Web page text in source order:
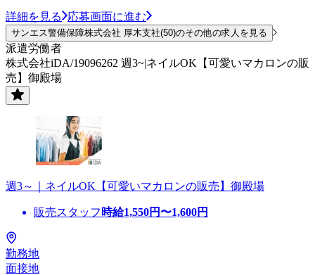
詳細を見る 応募画面に進む
サンエス警備保障株式会社 厚木支社(50)のその他の求人を見る
派遣労働者
株式会社iDA/19096262 週3~|ネイルOK【可愛いマカロンの販
売】御殿場
週3～｜ネイルOK【可愛いマカロンの販売】御殿場
販売スタッフ 時給1,550円〜1,600円
勤務地
面接地